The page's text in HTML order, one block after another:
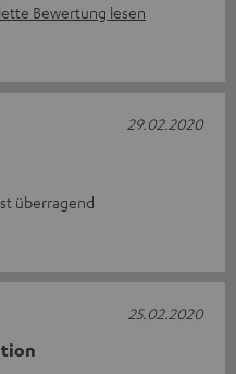
Bewertung lesen
überragend
29.02.2020
25.02.2020